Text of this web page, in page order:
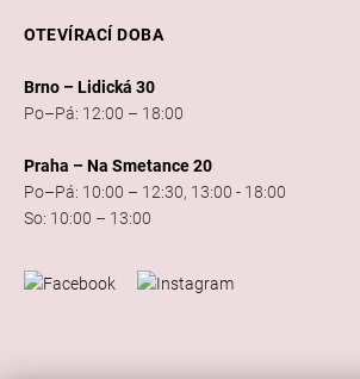
OTEVÍRACÍ DOBA
Brno – Lidická 30
Po–Pá: 12:00 – 18:00
Praha – Na Smetance 20
Po–Pá: 10:00 – 12:30, 13:00 - 18:00
So: 10:00 – 13:00